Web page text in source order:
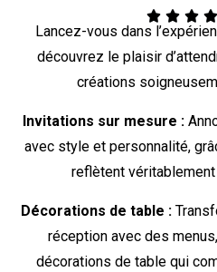
   
Lancez-vous dans
découvrez le plaisir
créations
Invitations sur mesure :
avec style et personnalité,
reflètent
Décorations de table :
réception avec des
décorations de table qui